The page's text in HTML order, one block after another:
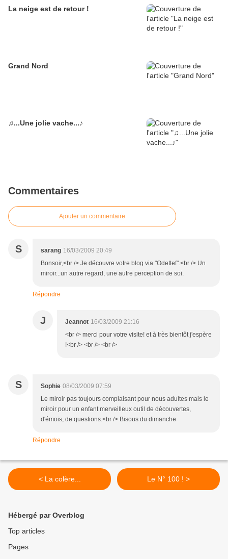
La neige est de retour !
Grand Nord
♫...Une jolie vache...♪
Commentaires
Ajouter un commentaire
S sarang 16/03/2009 20:49
Bonsoir,<br /> Je découvre votre blog via "Odettef".<br /> Un
miroir...un autre regard, une autre perception de soi.
Répondre
J Jeannot 16/03/2009 21:16
<br /> merci pour votre visite! et à très bientôt j'espère
!<br /> <br /> <br />
S Sophie 08/03/2009 07:59
Le miroir pas toujours complaisant pour nous adultes mais le
miroir pour un enfant merveilleux outil de découvertes,
d'émois, de questions.<br /> Bisous du dimanche
Répondre
< La colère... Le N° 100 ! >
Hébergé par Overblog
Top articles
Pages